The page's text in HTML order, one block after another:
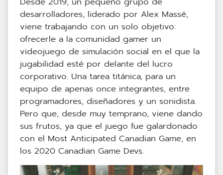
desarrolladores, liderado por Alex Massé,
viene trabajando con un solo objetivo:
ofrecerle a la comunidad gamer un
videojuego de simulación social en el que la
jugabilidad esté por delante del lucro
corporativo. Una tarea titánica, para un
equipo de apenas once integrantes, entre
programadores, diseñadores y un sonidista.
Pero que, desde muy temprano, viene dando
sus frutos, ya que el juego fue galardonado
con el Most Anticipated Canadian Game, en
los 2020 Canadian Game Devs.